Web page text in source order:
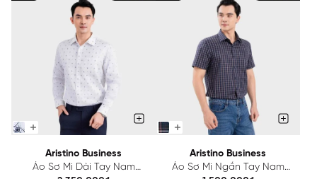
Aristino Business
Áo Sơ Mi Dài Tay Nam
Aristino Business
Áo Sơ Mi Ngắn Tay Nam